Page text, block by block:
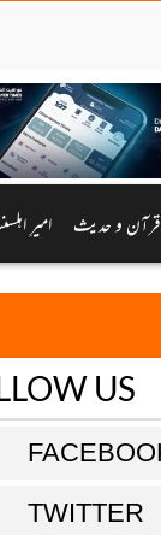
قرآن و حدیث امیرِ
US
TWITTER